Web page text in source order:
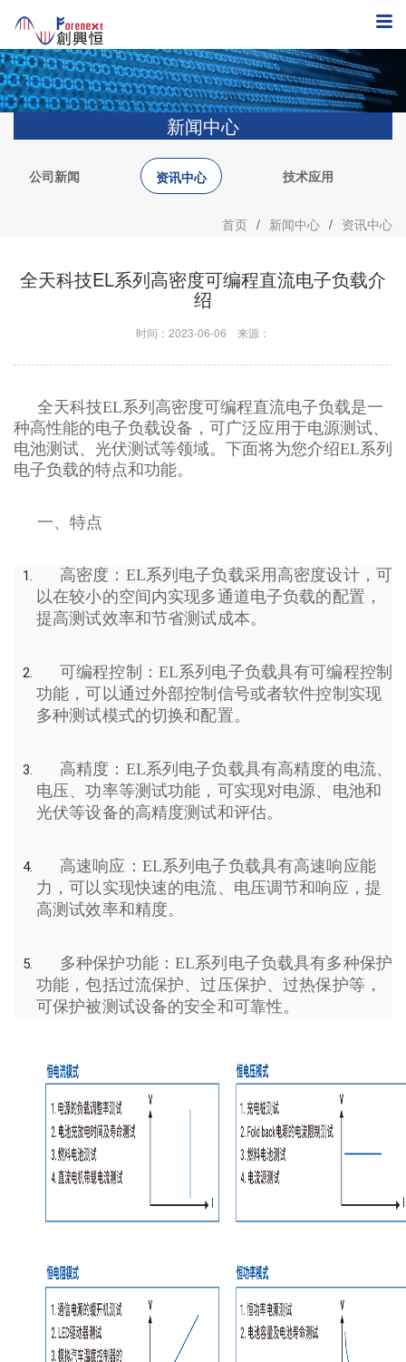
新闻中心
公司新闻 资讯中心 技术应用
首页 / 新闻中心 / 资讯中心
全天科技EL系列高密度可编程直流电子负载介
绍
时间：2023-06-06 来源：
全天科技EL系列高密度可编程直流电子负载是一
种高性能的电子负载设备，可广泛应用于电源测试、
电池测试、光伏测试等领域。下面将为您介绍EL系列
电子负载的特点和功能。
一、特点
高密度：EL系列电子负载采用高密度设计，可
以在较小的空间内实现多通道电子负载的配置，
提高测试效率和节省测试成本。
可编程控制：EL系列电子负载具有可编程控制
功能，可以通过外部控制信号或者软件控制实现
多种测试模式的切换和配置。
高精度：EL系列电子负载具有高精度的电流、
电压、功率等测试功能，可实现对电源、电池和
光伏等设备的高精度测试和评估。
高速响应：EL系列电子负载具有高速响应能
力，可以实现快速的电流、电压调节和响应，提
高测试效率和精度。
多种保护功能：EL系列电子负载具有多种保护
功能，包括过流保护、过压保护、过热保护等，
可保护被测试设备的安全和可靠性。